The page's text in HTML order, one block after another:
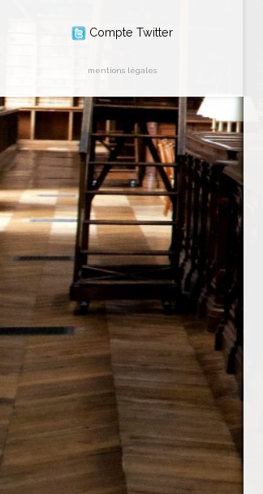
Compte Twitter
mentions légales